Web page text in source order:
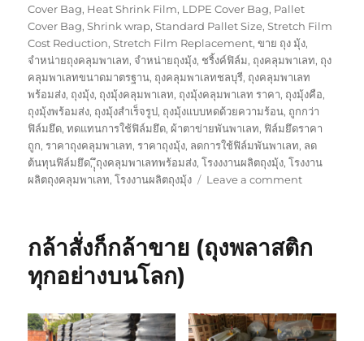
on
Cover Bag, Heat Shrink Film, LDPE Cover Bag, Pallet
Cover Bag,Shrink wrap,Standard Pallet Size,Stretch Film
Cost Reduction,Stretch Film Replacement,ขาย ถุง มุ้ง,
จำหน่ายถุงคลุมพาเลท, จำหน่ายถุงมุ้ง, ชริ้งค์ฟิล์ม, ถุงคลุมพาเลท, ถุง
คลุมพาเลทขนาดมาตรฐาน, ถุงคลุมพาเลทชลบุรี, ถุงคลุมพาเลท
พร้อมส่ง, ถุงมุ้ง, ถุงมุ้งคลุมพาเลท, ถุงมุ้งคลุมพาเลท ราคา, ถุงมุ้งคือ,
ถุงมุ้งพร้อมส่ง, ถุงมุ้งสำเร็จรูป, ถุงมุ้งแบบหดด้วยความร้อน, ถูกกว่า
ฟิล์มยึด,ทดแทนการใช้ฟิล์มยึด, ผ้าตาข่ายพันพาเลท, ฟิล์มยึดราคา
ถูก,ราคาถุงคลุมพาเลท,ราคาถุงมุ้ง, ลดการใช้ฟิล์มพันพาเลท, ลด
ต้นทุนฟิล์มยึด,ุุึถุงคลุมพาเลทพร้อมส่ง,โรงงงานผลิตถุงมุ้ง,โรงงาน
ผลิตถุงคลุมพาเลท,โรงงานผลิตถุงมุ้ง Leave a commenton
ถุง
แค่
ถุง
กล้าสั่งก็กล้าขาย (ถุงพลาสติก
ทุกอย่างบนโลก)